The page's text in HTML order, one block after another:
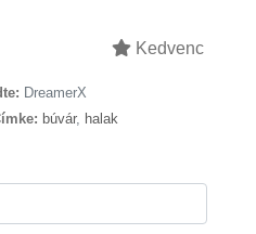
Kedvenc
DreamerX
búvár, halak